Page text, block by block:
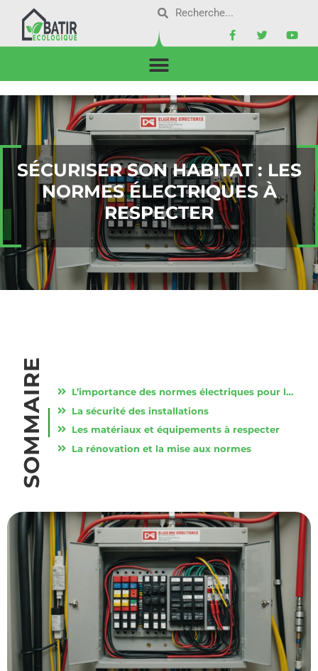
SÉCURISER SON HABITAT : LES
NORMES ÉLECTRIQUES À
RESPECTER
SOMMAIRE
L’importance des normes électriques pour la sécurité
La sécurité des installations
Les matériaux et équipements à respecter
La rénovation et la mise aux normes